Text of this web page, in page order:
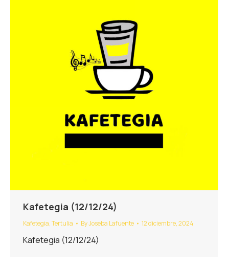
Kafetegia (12/12/24)
Kafetegia,Tertulia ByJoseba Lafuente 12 diciembre, 2024
Kafetegia (12/12/24)